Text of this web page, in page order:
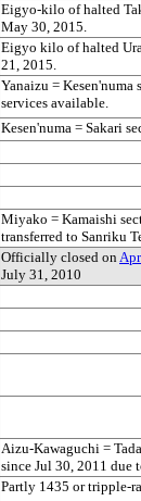
Eigyo-kilo of halted
May 30, 2015.
Eigyo kilo of halted
21, 2015.
Yanaizu =
services available.
Kesen'numa = Sakari
Miyako = Kamaishi
transferred to Sanriku
Officially closed on
July 31, 2010
Aizu-Kawaguchi =
since Jul 30, 2011 due
Partly 1435 or tripple-